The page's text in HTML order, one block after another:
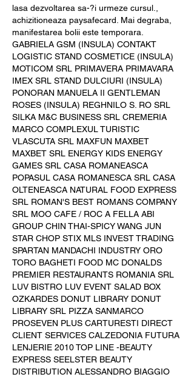
lasa dezvoltarea sa-?i urmeze cursul.,
achizitioneaza paysafecard. Mai degraba,
manifestarea bolii este temporara.
GABRIELA GSM (INSULA) CONTAKT
LOGISTIC STAND COSMETICE (INSULA)
MOTICOM SRL PRIMAVERA PRIMAVARA
IMEX SRL STAND DULCIURI (INSULA)
PONORAN MANUELA II GENTLEMAN
ROSES (INSULA) REGHNILO S. RO SRL
SILKA M&C BUSINESS SRL CREMERIA
MARCO COMPLEXUL TURISTIC
VLASCUTA SRL MAXFUN MAXBET
MAXBET SRL ENERGY KIDS ENERGY
GAMES SRL CASA ROMANEASCA
POPASUL CASA ROMANESCA SRL CASA
OLTENEASCA NATURAL FOOD EXPRESS
SRL ROMAN'S BEST ROMANS COMPANY
SRL MOO CAFE / ROC A FELLA ABI
GROUP CHIN THAI-SPICY WANG JUN
STAR CHOP STIX MLS INVEST TRADING
SPARTAN MANDACHI INDUSTRY ORO
TORO BAGHETI FOOD MC DONALDS
PREMIER RESTAURANTS ROMANIA SRL
LUV BISTRO LUV EVENT SALAD BOX
OZKARDES DONUT LIBRARY DONUT
LIBRARY SRL PIZZA SANMARCO
PROSEVEN PLUS CARTURESTI DIRECT
CLIENT SERVICES CALZEDONIA FUTURA
LENJERIE 2010 TOP LINE -BEAUTY
EXPRESS SEELSTER BEAUTY
DISTRIBUTION ALESSANDRO BIAGGIO